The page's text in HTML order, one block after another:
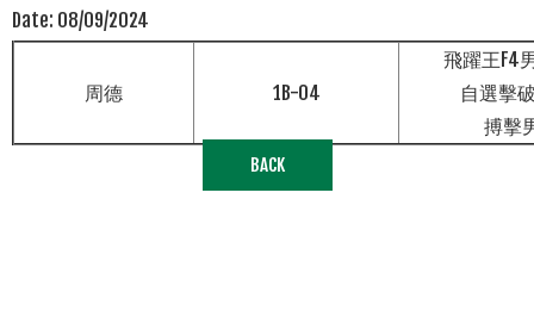
Date: 08/09/2024
周德 1B-04
飛躍王F4
自選擊
搏擊
BACK